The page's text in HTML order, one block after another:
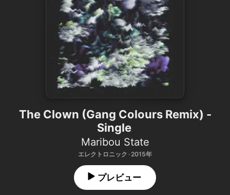
Apple Musicをインストール
The Clown (Gang Colours Remix) -
Single
Maribou State
エレクトロニック · 2015年
プレビュー